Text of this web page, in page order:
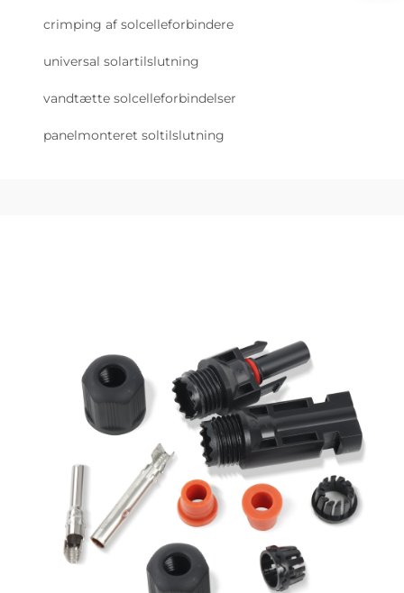
crimping af solcelleforbindere
universal solartilslutning
vandtætte solcelleforbindelser
panelmonteret soltilslutning